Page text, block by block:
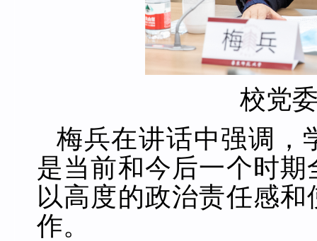
校党
梅兵在讲话中强调，
是当前和今后一个时
以高度的政治责任感
作。